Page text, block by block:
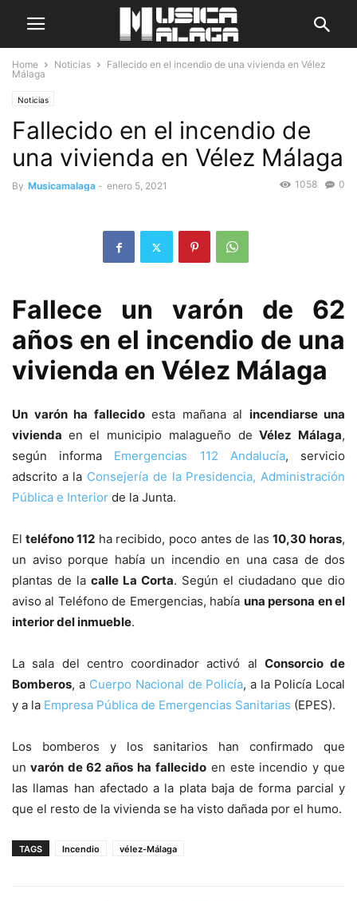
Home Noticias
Fallecido en el incendio de una vivienda en Vélez
Málaga
Noticias
Fallecido en el incendio de
una vivienda en Vélez Málaga
By Musicamalaga - enero 5, 2021 0
1058
Fallece un varón de 62
años en el incendio de una
vivienda en Vélez Málaga
Un varón ha fallecidoesta mañana al incendiarse una
vivienda en el municipio malagueño deVélez Málaga,
según informa Emergencias 112 Andalucía, servicio
adscrito a la Consejería de la Presidencia, Administración
Pública e Interior de la Junta.
El teléfono 112 ha recibido, poco antes de las10,30 horas,
un aviso porque había un incendio en una casa de dos
plantas de la calle La Corta. Según el ciudadano que dio
aviso al Teléfono de Emergencias, había una persona en el
interior del inmueble.
La sala del centro coordinador activó al Consorcio de
Bomberos, a Cuerpo Nacional de Policía, a la Policía Local
y a la Empresa Pública de Emergencias Sanitarias (EPES).
Los bomberos y los sanitarios han confirmado que
un varón de 62 años ha fallecidoen este incendio y que
las llamas han afectado a la plata baja de forma parcial y
que el resto de la vivienda se ha visto dañada por el humo.
TAGS Incendio vélez-Málaga